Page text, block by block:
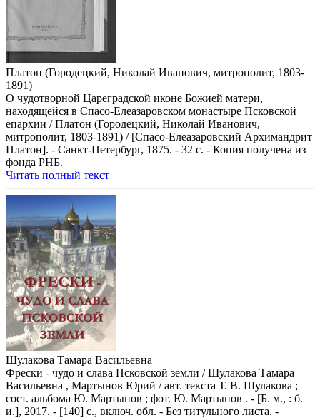
Платон (Городецкий, Николай Иванович, митрополит, 1803-
1891)
О чудотворной Цареградской иконе Божией матери,
находящейся в Спасо-Елеазаровском монастыре Псковской
епархии / Платон (Городецкий, Николай Иванович,
митрополит, 1803-1891) / [Спасо-Елеазаровский Архимандрит
Платон]. - Санкт-Петербург, 1875. - 32 с. - Копия получена из
фонда РНБ.
Читать полный текст
Шулакова Тамара Васильевна
Фрески - чудо и слава Псковской земли / Шулакова Тамара
Васильевна , Мартынов Юрий / авт. текста Т. В. Шулакова ;
сост. альбома Ю. Мартынов ; фот. Ю. Мартынов . - [Б. м., : б.
и.], 2017. - [140] с., включ. обл. - Без титульного листа. -